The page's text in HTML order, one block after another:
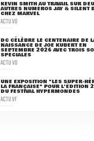
KEVIN SMITH AU TRAVAIL SUR
AUTRES NUMÉROS JAY & SILENT
CHEZ MARVEL
ACTU VO
DC CÉLÈBRE LE CENTENAIRE DE
NAISSANCE DE JOE KUBERT EN
SEPTEMBRE 2026 AVEC TROIS
SPÉCIALES
ACTU VO
UNE EXPOSITION "LES SUPER-
LA FRANÇAISE" POUR L'ÉDITION
DU FESTIVAL HYPERMONDES
ACTU VF